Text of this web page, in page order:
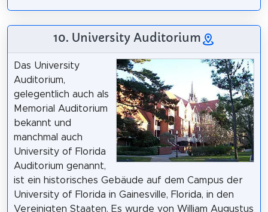
10. University Auditorium
Das University
Auditorium,
gelegentlich auch als
Memorial Auditorium
bekannt und
manchmal auch
University of Florida
Auditorium genannt,
ist ein historisches Gebäude auf dem Campus der
University of Florida in Gainesville, Florida, in den
Vereinigten Staaten. Es wurde von William Augustus